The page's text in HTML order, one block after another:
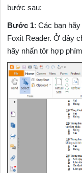
bước sau:
Bước 1: Các bạn
Foxit Reader. Ở đây
hãy nhấn tôr hợp